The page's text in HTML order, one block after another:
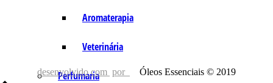
Aromaterapia
Veterinária
Perfumaria
desenvolvido com por Óleos Essenciais © 2019